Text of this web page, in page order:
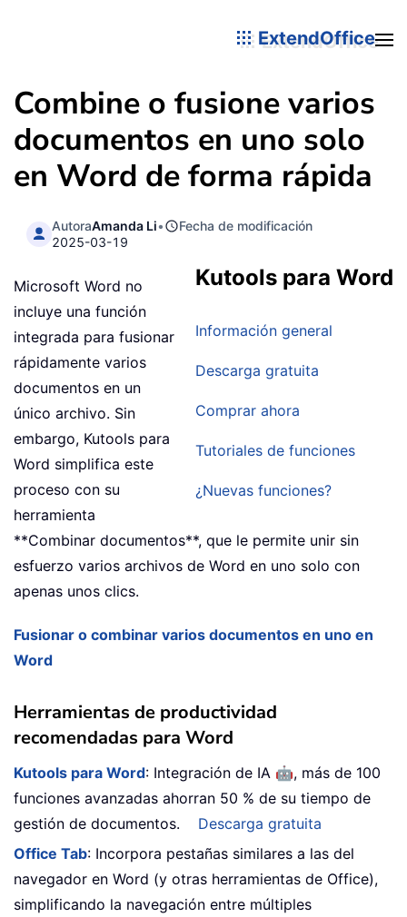
ExtendOffice
Combine o fusione varios
documentos en uno solo
en Word de forma rápida
AutoraAmanda Li•
Fecha de modificación
2025-03-19
Kutools para Word
Información general
Descarga gratuita
Comprar ahora
Tutoriales de funciones
¿Nuevas funciones?
Microsoft Word no
incluye una función
integrada para fusionar
rápidamente varios
documentos en un
único archivo. Sin
embargo, Kutools para
Word simplifica este
proceso con su
herramienta
**Combinar documentos**, que le permite unir sin
esfuerzo varios archivos de Word en uno solo con
apenas unos clics.
Fusionar o combinar varios documentos en uno en
Word
Herramientas de productividad
recomendadas para Word
Kutools para Word: Integración de IA 🤖, más de 100
funciones avanzadas ahorran 50 % de su tiempo de
gestión de documentos.
Descarga gratuita
Office Tab: Incorpora pestañas similares a las del
navegador en Word (y otras herramientas de Office),
simplificando la navegación entre múltiples